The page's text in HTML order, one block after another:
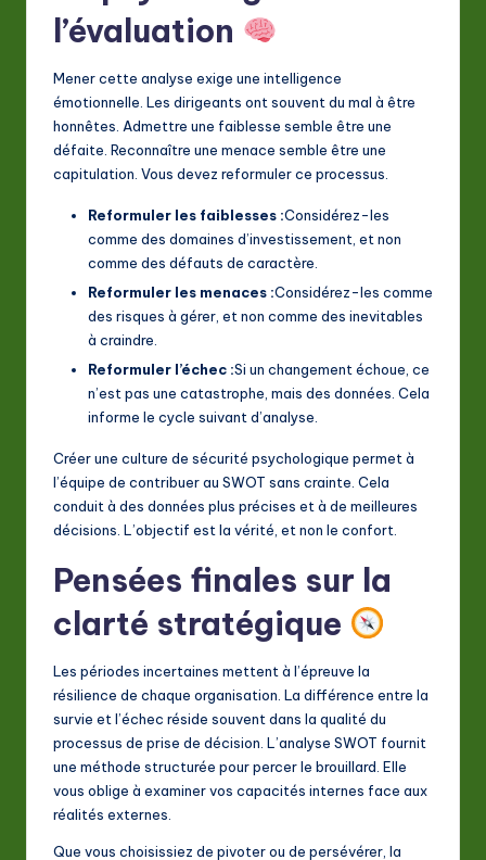
l’évaluation
Mener cette analyse exige une intelligence
émotionnelle. Les dirigeants ont souvent du mal à être
honnêtes. Admettre une faiblesse semble être une
défaite. Reconnaître une menace semble être une
capitulation. Vous devez reformuler ce processus.
Reformuler les faiblesses :Considérez-les
comme des domaines d’investissement, et non
comme des défauts de caractère.
Reformuler les menaces :Considérez-les comme
des risques à gérer, et non comme des inevitables
à craindre.
Reformuler l’échec :Si un changement échoue, ce
n’est pas une catastrophe, mais des données. Cela
informe le cycle suivant d’analyse.
Créer une culture de sécurité psychologique permet à
l’équipe de contribuer au SWOT sans crainte. Cela
conduit à des données plus précises et à de meilleures
décisions. L’objectif est la vérité, et non le confort.
Pensées finales sur la
clarté stratégique
Les périodes incertaines mettent à l’épreuve la
résilience de chaque organisation. La différence entre la
survie et l’échec réside souvent dans la qualité du
processus de prise de décision. L’analyse SWOT fournit
une méthode structurée pour percer le brouillard. Elle
vous oblige à examiner vos capacités internes face aux
réalités externes.
Que vous choisissiez de pivoter ou de persévérer, la